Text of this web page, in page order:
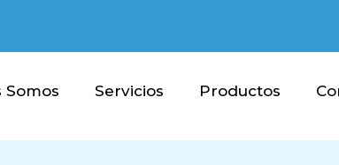
Somos Servicios Productos